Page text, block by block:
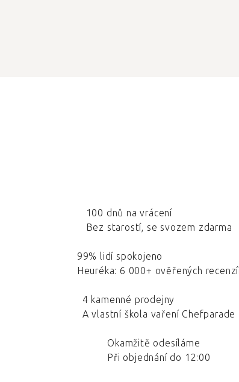
100 dnů na vrácení
Bez starostí, se svozem zdarma
99% lidí spokojeno
Heuréka: 6 000+ ověřených
4 kamenné prodejny
A vlastní škola vaření Chefparade
Okamžitě odesíláme
Při objednání do 12:00